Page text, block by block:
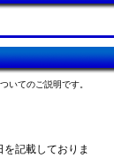
いてのご説明です。
記載しておりま